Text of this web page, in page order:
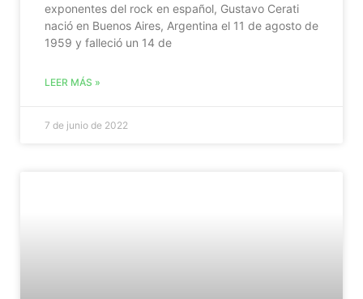
exponentes del rock en español, Gustavo Cerati
nació en Buenos Aires, Argentina el 11 de agosto de
1959 y falleció un 14 de
LEER MÁS »
7 de junio de 2022